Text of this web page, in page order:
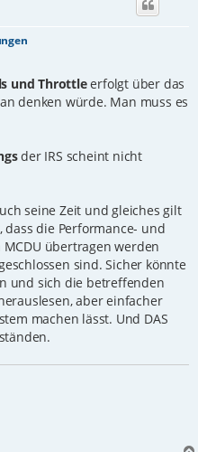
und Throttleerfolgt über das
denken würde. Man muss es
der IRS scheint nicht
seine Zeit und gleiches gilt
dass die Performance- und
übertragen werden
sind. Sicher könnte
und sich die betreffenden
aber einfacher
machen lässt. Und DAS